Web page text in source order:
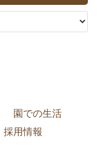
園での生活
採用情報